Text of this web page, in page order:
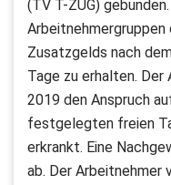
(TV T-ZUG)
Zusatzgelds nach
Tage zu erhalten.
2019 den Anspruch
festgelegten freien
erkrankt. Eine
ab. Der Arbeitnehmer